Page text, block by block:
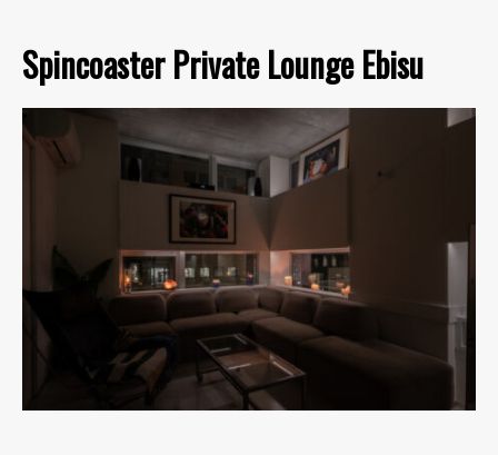
Spincoaster Private Lounge Ebisu